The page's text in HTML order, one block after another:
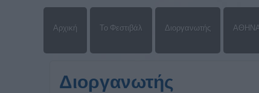
Αρχική Το Φεστιβάλ Διοργανωτής
Διοργανωτής